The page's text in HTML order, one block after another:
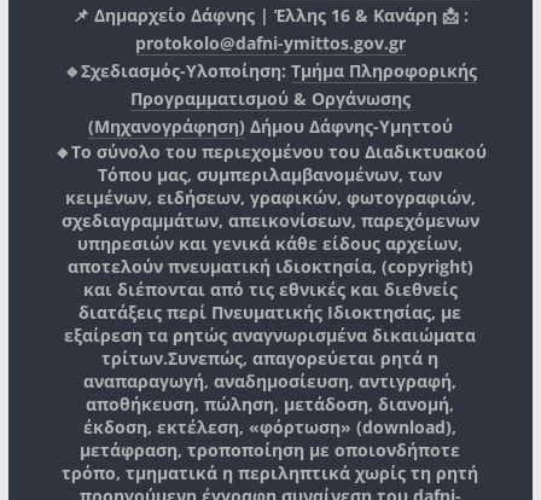
📌 Δημαρχείο Δάφνης | Έλλης 16 & Κανάρη 📩 :
protokolo@dafni-ymittos.gov.gr
🔹Σχεδιασμός-Υλοποίηση: Τμήμα Πληροφορικής
Προγραμματισμού & Οργάνωσης
(Μηχανογράφηση) Δήμου Δάφνης-Υμηττού
🔸Το σύνολο του περιεχομένου του Διαδικτυακού
Τόπου μας, συμπεριλαμβανομένων, των
κειμένων, ειδήσεων, γραφικών, φωτογραφιών,
σχεδιαγραμμάτων, απεικονίσεων, παρεχόμενων
υπηρεσιών και γενικά κάθε είδους αρχείων,
αποτελούν πνευματική ιδιοκτησία, (copyright)
και διέπονται από τις εθνικές και διεθνείς
διατάξεις περί Πνευματικής Ιδιοκτησίας, με
εξαίρεση τα ρητώς αναγνωρισμένα δικαιώματα
τρίτων.Συνεπώς, απαγορεύεται ρητά η
αναπαραγωγή, αναδημοσίευση, αντιγραφή,
αποθήκευση, πώληση, μετάδοση, διανομή,
έκδοση, εκτέλεση, «φόρτωση» (download),
μετάφραση, τροποποίηση με οποιονδήποτε
τρόπο, τμηματικά η περιληπτικά χωρίς τη ρητή